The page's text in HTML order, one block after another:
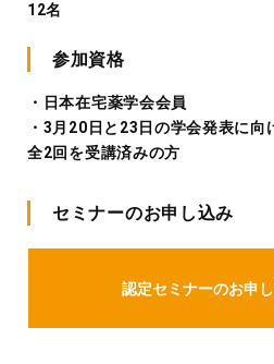
12名
参加資格
・日本在宅薬学会会員
・3月20日と23日の学会発表に
全2回を受講済みの方
セミナーのお申し込み
認定セミナーのお申